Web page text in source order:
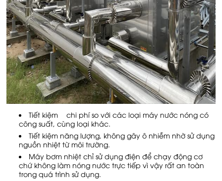
Tiết kiệm ¼ chi phí so với các loại máy nước nóng có
công suất, cùng loại khác.
Tiết kiệm năng lượng, không gây ô nhiễm nhờ sử dụng
nguồn nhiệt từ môi trường.
Máy bơm nhiệt chỉ sử dụng điện để chạy động cơ
chứ không làm nóng nước trực tiếp vì vậy rất an toàn
trong quá trình sử dụng.